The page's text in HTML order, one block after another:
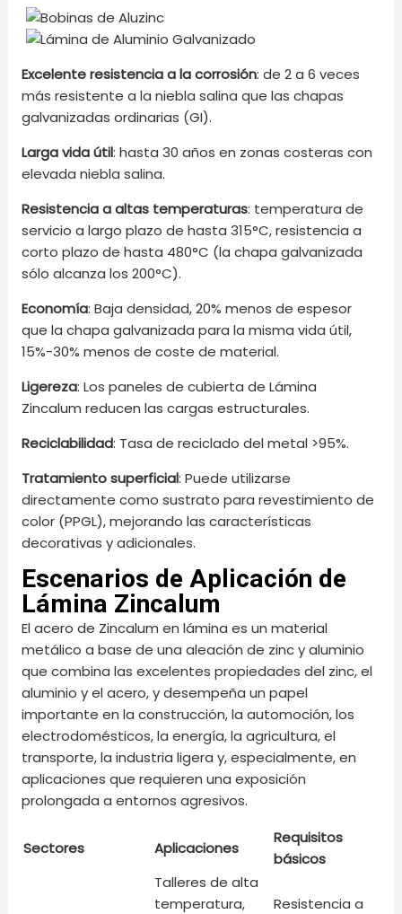
Excelente resistencia a la corrosión: de 2 a 6 veces
más resistente a la niebla salina que las chapas
galvanizadas ordinarias (GI).
Larga vida útil: hasta 30 años en zonas costeras con
elevada niebla salina.
Resistencia a altas temperaturas: temperatura de
servicio a largo plazo de hasta 315°C, resistencia a
corto plazo de hasta 480°C (la chapa galvanizada
sólo alcanza los 200°C).
Economía: Baja densidad, 20% menos de espesor
que la chapa galvanizada para la misma vida útil,
15%-30% menos de coste de material.
Ligereza: Los paneles de cubierta de Lámina
Zincalum reducen las cargas estructurales.
Reciclabilidad: Tasa de reciclado del metal >95%.
Tratamiento superficial: Puede utilizarse
directamente como sustrato para revestimiento de
color (PPGL), mejorando las características
decorativas y adicionales.
Escenarios de Aplicación de
Lámina Zincalum
El acero de Zincalum en lámina es un material
metálico a base de una aleación de zinc y aluminio
que combina las excelentes propiedades del zinc, el
aluminio y el acero, y desempeña un papel
importante en la construcción, la automoción, los
electrodomésticos, la energía, la agricultura, el
transporte, la industria ligera y, especialmente, en
aplicaciones que requieren una exposición
prolongada a entornos agresivos.
Sectores Aplicaciones
Requisitos
básicos
Talleres de alta
temperatura,
Resistencia a